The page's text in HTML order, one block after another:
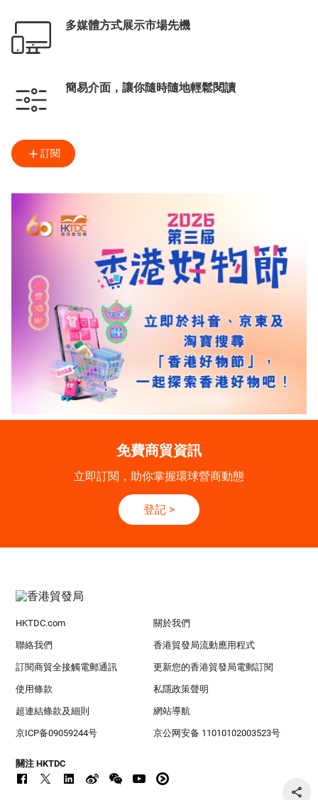
多媒體方式展示市場先機
簡易介面，讓你隨時隨地輕鬆閱讀
訂閱
免費商貿資訊
立即訂閱，助你掌握環球營商動態
登記 >
HKTDC.com 關於我們
聯絡我們 香港貿發局流動應用程式
訂閱商貿全接觸電郵通訊 更新您的香港貿發局電郵訂閱
使用條款 私隱政策聲明
超連結條款及細則 網站導航
京ICP备09059244号 京公网安备 11010102003523号
關注 HKTDC